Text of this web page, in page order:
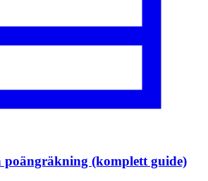
poängräkning (komplett guide)